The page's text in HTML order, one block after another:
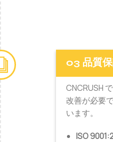
03 品質
CNCRUSH
改善が必要
います。
ISO